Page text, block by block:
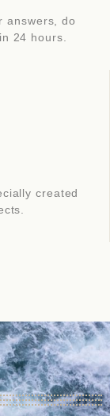
answers, do
24 hours.
created